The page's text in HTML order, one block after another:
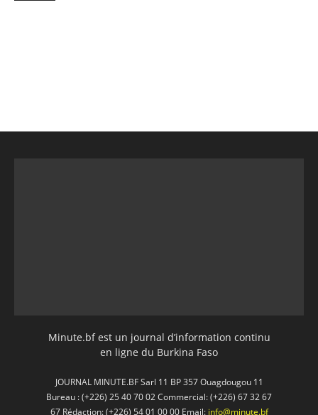
Minute.bf est un journal d’information continu
en ligne du Burkina Faso
JOURNAL MINUTE.BF Sarl 11 BP 357 Ouagdougou 11
Bureau : (+226) 25 40 70 02 Commercial: (+226) 67 32 67
67 Rédaction: (+226) 54 01 00 00 Email: info@minute.bf